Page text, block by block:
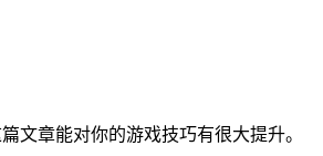
文章能对你的游戏技巧有很大提升。